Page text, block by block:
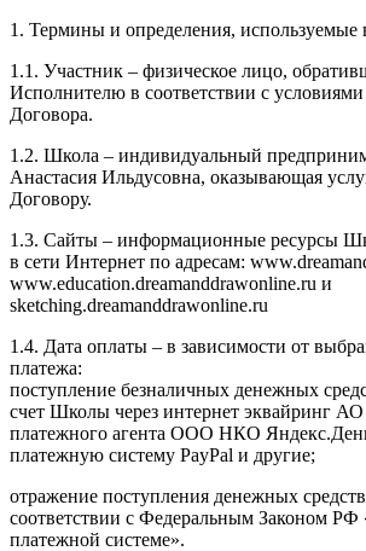
1. Термины и определения, используемые
1.1. Участник – физическое лицо,
Исполнителю в соответствии с
Договора.
1.2. Школа – индивидуальный
Анастасия Ильдусовна, оказывающая
Договору.
1.3. Сайты – информационные ресурсы
в сети Интернет по адресам:
www.education.dreamanddrawonline.ru и
sketching.dreamanddrawonline.ru
1.4. Дата оплаты – в зависимости от
платежа:
поступление безналичных денежных
счет Школы через интернет эквайринг
платежного агента ООО НКО
платежную систему PayPal и другие;
отражение поступления денежных
соответствии с Федеральным Законом
платежной системе».